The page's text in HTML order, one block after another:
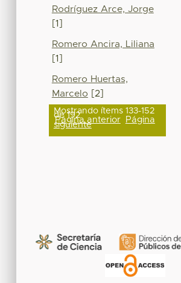
Rodríguez Arce, Jorge
[1]
Romero Ancira, Liliana
[1]
Romero Huertas,
Marcelo [2]
Mostrando ítems 133-152
de 192
Página anterior Página
siguiente